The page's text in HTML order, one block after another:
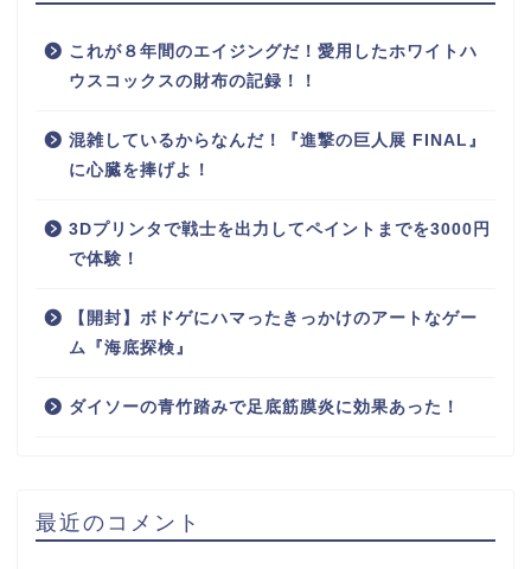
これが８年間のエイジングだ！愛用したホワイトハ
ウスコックスの財布の記録！！
混雑しているからなんだ！『進撃の巨人展 FINAL』
に心臓を捧げよ！
3Dプリンタで戦士を出力してペイントまでを3000円
で体験！
【開封】ボドゲにハマったきっかけのアートなゲー
ム『海底探検』
ダイソーの青竹踏みで足底筋膜炎に効果あった！
最近のコメント